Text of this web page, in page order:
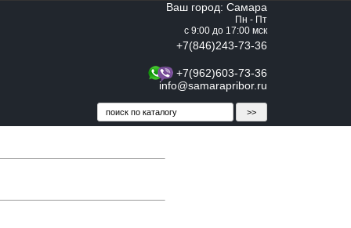
Ваш город: Самара
Пн - Пт
с 9:00 до 17:00 мск
+7(846)243-73-36
+7(962)603-73-36
info@samarapribor.ru